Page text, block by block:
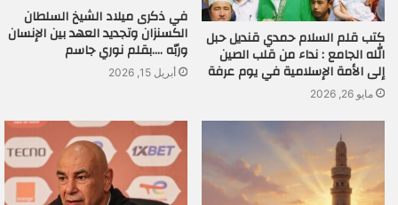
كتب قلم السلام حمدي قنديل حبل
الله الجامع : نداء من قلب الصين
إلى الأمة الإسلامية في يوم عرفة
مايو 26, 2026
في ذكرى ميلاد الشيخ السلطان
الكسنزان وتجديد العهد بين الإنسان
وربّه ….بقلم نوري جاسم
أبريل 15, 2026